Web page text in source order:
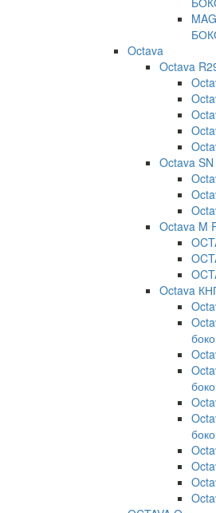
Octava
Octava
Octava
Octava M
Octava